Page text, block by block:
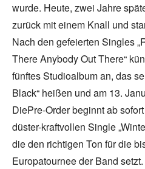
wurde. Heute, zwei Jahre
zurück mit einem Knall und
Nach den gefeierten Singles
There Anybody Out There“
fünftes Studioalbum an, das
Black“ heißen und am 13.
DiePre-Order beginnt ab
düster-kraftvollen Single
die den richtigen Ton für die
Europatournee der Band setzt.